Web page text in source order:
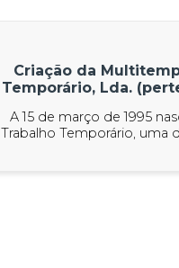
Criação da
Temporário, Lda.
A 15 de março de 1995
Trabalho Temporário, uma